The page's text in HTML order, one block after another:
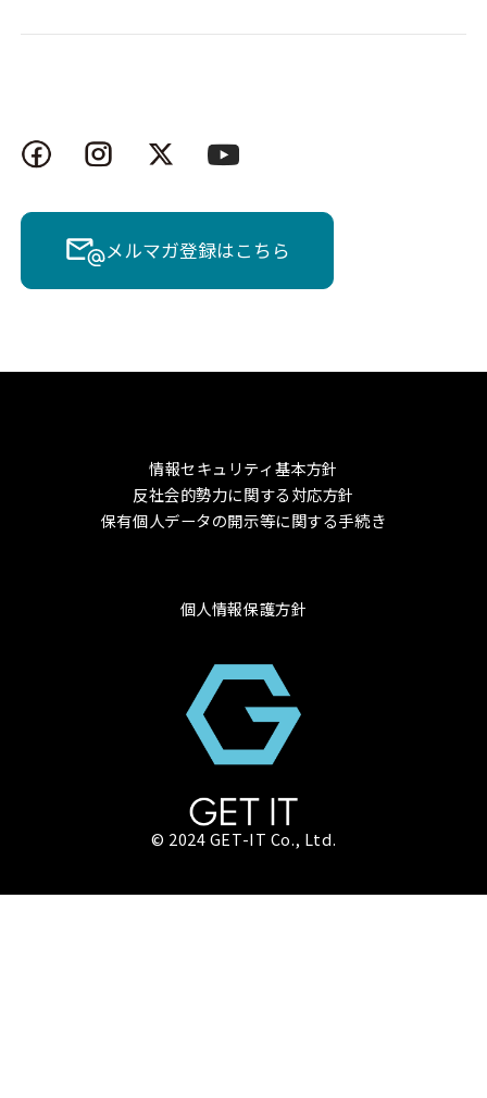
メルマガ登録はこちら
情報セキュリティ基本方針
反社会的勢力に関する対応方針
保有個人データの開示等に関する手続き
個人情報保護方針
© 2024 GET-IT Co., Ltd.